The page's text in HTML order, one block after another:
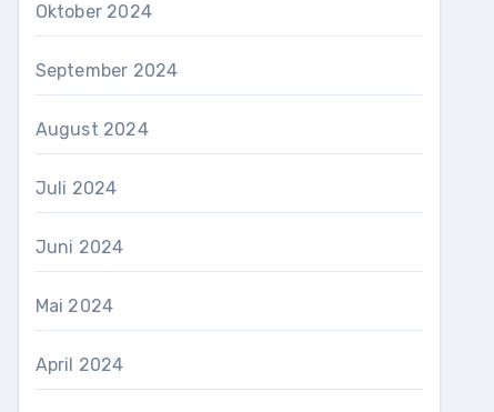
Oktober 2024
September 2024
August 2024
Juli 2024
Juni 2024
Mai 2024
April 2024